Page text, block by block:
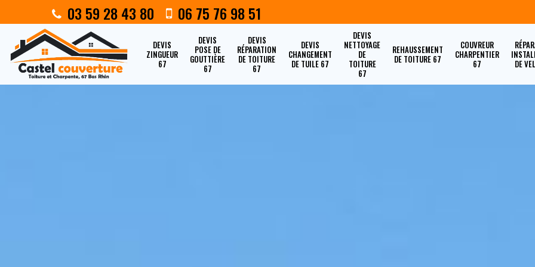
03 59 28 43 80 06 75 76 98 51
DEVIS
ZINGUEUR
67
DEVIS
POSE DE
GOUTTIÈRE
67
DEVIS
RÉPARATION
DE TOITURE
67
DEVIS
CHANGEMENT
DE TUILE 67
DEVIS
NETTOYAGE
DE
TOITURE
67
REHAUSSEMENT
DE TOITURE 67
COUVREUR
CHARPENTIER
67
DE